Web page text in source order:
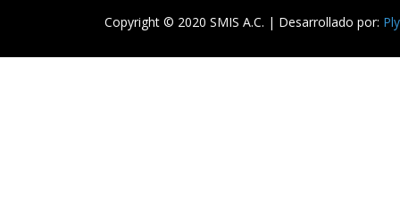
Copyright © 2020 SMIS A.C. | Desarrollado por: